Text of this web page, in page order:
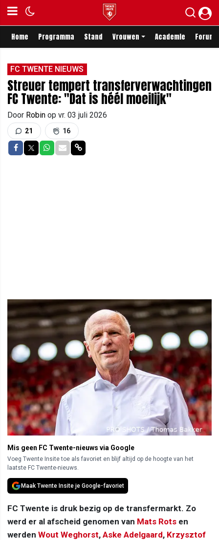
Home Programma Stand Vrouwen Academie Forum
FC TWENTE NIEUWS
Streuer tempert transferverwachtingen
FC Twente: "Dat is héél moeilijk"
Door Robin op vr. 03 juli 2026
21 16
Delen op Facebook
Delen op Twitter
Delen op Whatsapp
Delen via Mail
Delen via link
Mis geen FC Twente-nieuws via Google
Voeg Twente Insite toe als favoriet en blijf altijd op de hoogte van het
laatste FC Twente-nieuws.
Maak Twente Insite je Google-favoriet
FC Twente is druk bezig op de transfermarkt. Zo
werd er al afscheid genomen van Mats Rots en
werden Wout Weghorst, Aske Adelgaard, Krzysztof